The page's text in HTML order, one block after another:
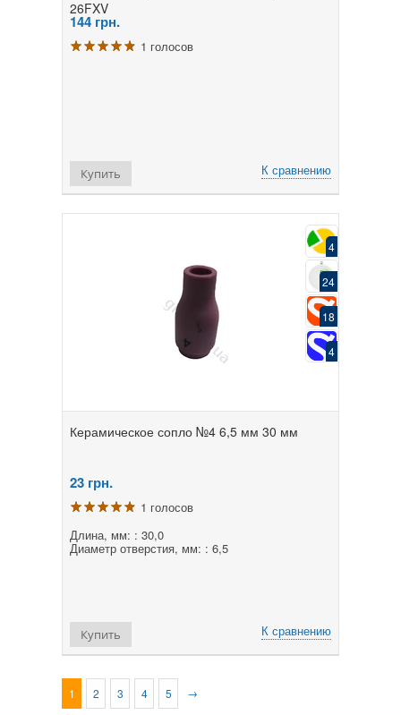
26FXV
144 грн.
1 голосов
К сравнению
Купить
4
24
18
4
Керамическое сопло №4 6,5 мм 30 мм
23 грн.
1 голосов
Длина, мм: : 30,0
Диаметр отверстия, мм: : 6,5
К сравнению
Купить
1 2 3 4 5 →